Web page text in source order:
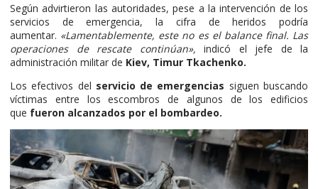
Según advirtieron las autoridades, pese a la intervención de los
servicios de emergencia, la cifra de heridos podría
aumentar. «Lamentablemente, este no es el balance final. Las
operaciones de rescate continúan»,
indicó el jefe de la
administración militar de Kiev, Timur Tkachenko.
Los efectivos del servicio de emergencias siguen buscando
víctimas entre los escombros de algunos de los edificios
que fueron alcanzados por el bombardeo.